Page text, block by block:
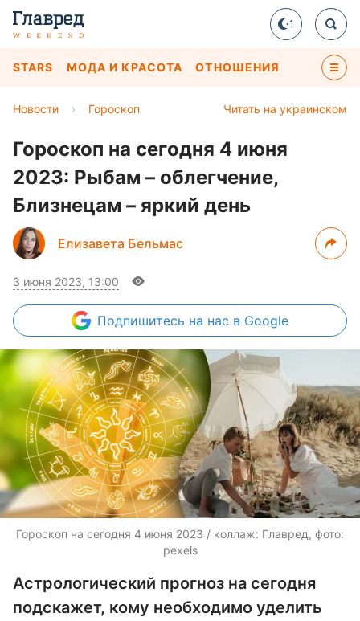
STARS МОДА И КРАСОТА ОТНОШЕНИЯ
Читать на украинском
Новости › Гороскоп
Гороскоп на сегодня 4 июня
2023: Рыбам – облегчение,
Близнецам – яркий день
Елизавета Бельмас
3 июня 2023, 13:00
Подпишитесь на нас в Google
Гороскоп на сегодня 4 июня 2023 / коллаж: Главред, фото:
pexels
Астрологический прогноз на сегодня
подскажет, кому необходимо уделить